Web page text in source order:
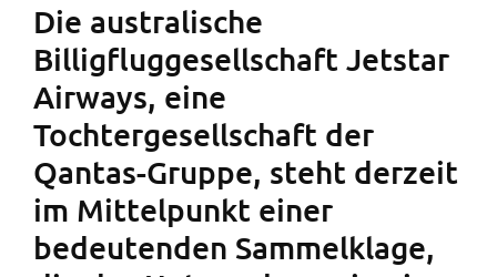
Die australische
Billigfluggesellschaft Jetstar
Airways, eine
Tochtergesellschaft der
Qantas-Gruppe, steht derzeit
im Mittelpunkt einer
bedeutenden Sammelklage,